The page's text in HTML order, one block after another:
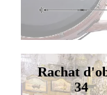
Rachat
34